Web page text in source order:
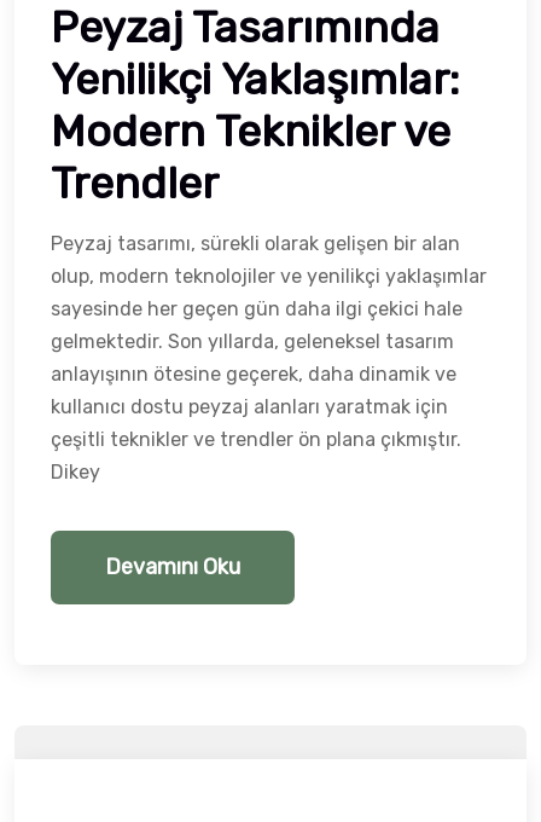
Peyzaj Tasarımında
Yenilikçi Yaklaşımlar:
Modern Teknikler ve
Trendler
Peyzaj tasarımı, sürekli olarak gelişen bir alan
olup, modern teknolojiler ve yenilikçi yaklaşımlar
sayesinde her geçen gün daha ilgi çekici hale
gelmektedir. Son yıllarda, geleneksel tasarım
anlayışının ötesine geçerek, daha dinamik ve
kullanıcı dostu peyzaj alanları yaratmak için
çeşitli teknikler ve trendler ön plana çıkmıştır.
Dikey
Devamını Oku